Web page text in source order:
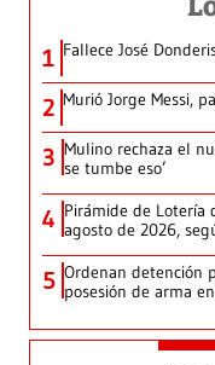
1 Fallece José
2 Murió Jorge Messi,
3 Mulino rechaza el
se tumbe eso’
4 Pirámide de Lotería
agosto de 2026,
5 Ordenan detención
posesión de arma